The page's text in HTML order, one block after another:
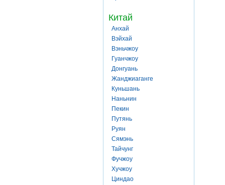
Китай
Анхай
Вэйхай
Вэньчжоу
Гуанчжоу
Донгуань
Жанджиаганге
Куньшань
Наньнин
Пекин
Путянь
Руян
Сямэнь
Тайчунг
Фучжоу
Хучжоу
Циндао